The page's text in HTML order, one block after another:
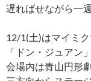
遅ればせながら一
12/1(土)はマイミ
「ドン・ジュアン
会場内は青山円形